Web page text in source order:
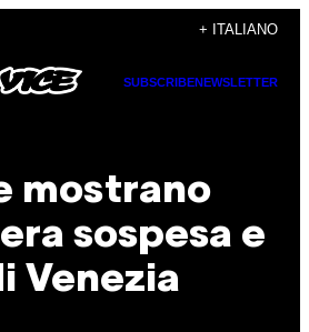
+ ITALIANO
SUBSCRIBENEWSLETTER
mostrano
sospesa e
Venezia